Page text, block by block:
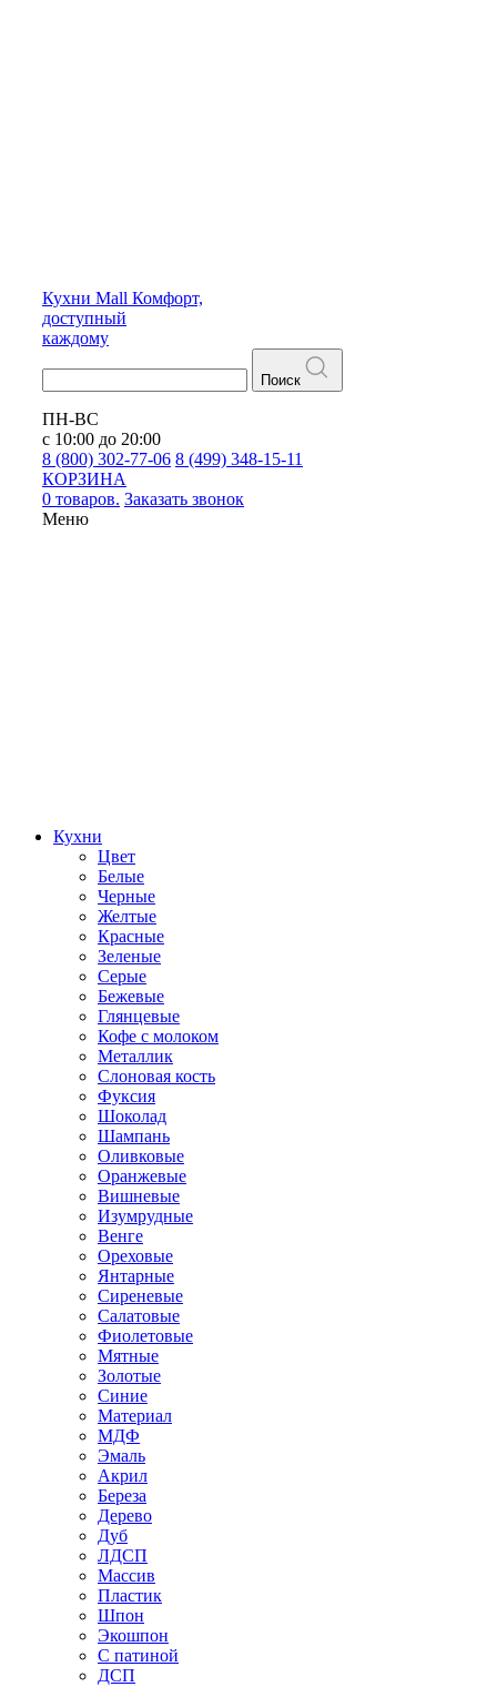
Кухни Mall Комфорт,
доступный
каждому
Поиск
ПН-ВС
с 10:00 до 20:00
8 (800) 302-77-06 8 (499) 348-15-11
КОРЗИНА
0 товаров. Заказать звонок
Меню
Кухни
Цвет
Белые
Черные
Желтые
Красные
Зеленые
Серые
Бежевые
Глянцевые
Кофе с молоком
Металлик
Слоновая кость
Фуксия
Шоколад
Шампань
Оливковые
Оранжевые
Вишневые
Изумрудные
Венге
Ореховые
Янтарные
Сиреневые
Салатовые
Фиолетовые
Мятные
Золотые
Синие
Материал
МДФ
Эмаль
Акрил
Береза
Дерево
Дуб
ЛДСП
Массив
Пластик
Шпон
Экошпон
С патиной
ДСП